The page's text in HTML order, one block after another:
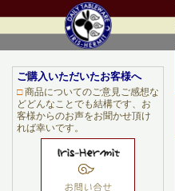
ご購入いただいたお客様へ
□商品についてのご意見ご感想な
どどんなことでも結構です、お
客様からのお声をお聞かせ頂け
れば幸いです。